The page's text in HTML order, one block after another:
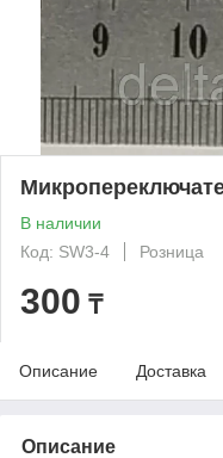
В наличии
Код: SW3-4
Розница
300 ₸
Описание Доставка
Описание